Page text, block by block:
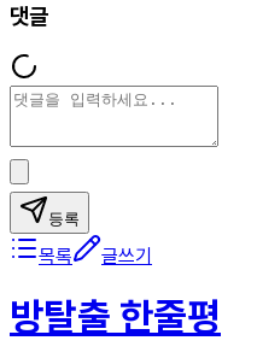
댓글
등록
목록 글쓰기
방탈출 한줄평